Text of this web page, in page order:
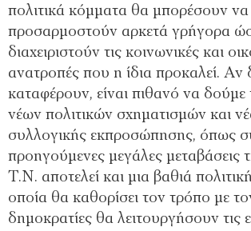
πολιτικά κόµµατα θα µπορέσουν να
προσαρµοστούν αρκετά γρήγορα
διαχειριστούν τις κοινωνικές και
ανατροπές που η ίδια προκαλεί. Αν
καταφέρουν, είναι πιθανό να δούµε
νέων πολιτικών σχηµατισµών και
συλλογικής εκπροσώπησης, όπως
προηγούµενες µεγάλες µεταβάσεις
Τ.Ν. αποτελεί και µια βαθιά
οποία θα καθορίσει τον τρόπο µε
δηµοκρατίες θα λειτουργήσουν τις